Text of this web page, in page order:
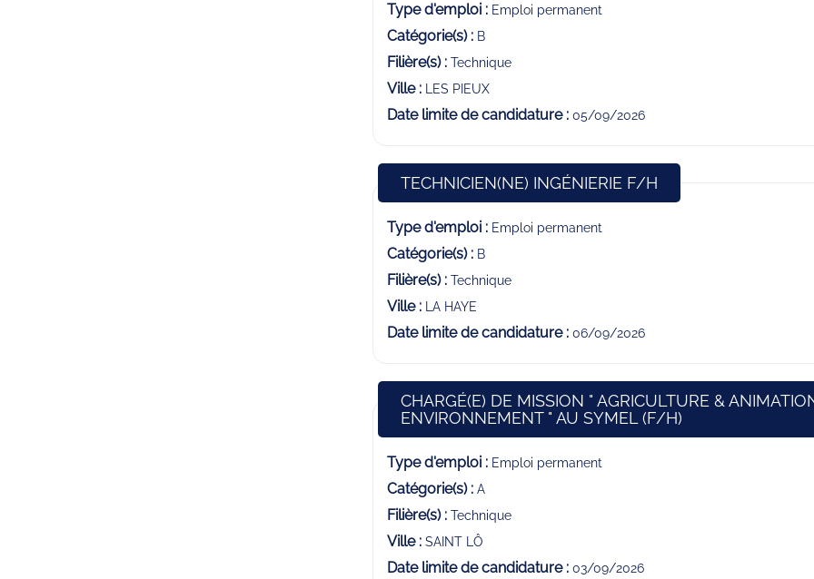
Type d'emploi : Emploi permanent
Catégorie(s) : B
Filière(s) : Technique
Ville : LES PIEUX
Date limite de candidature : 05/09/2026
TECHNICIEN(NE) INGÉNIERIE F/H(Nouvelle fenêtre)
Type d'emploi : Emploi permanent
Catégorie(s) : B
Filière(s) : Technique
Ville : LA HAYE
Date limite de candidature : 06/09/2026
CHARGÉ(E) DE MISSION " AGRICULTURE &
ENVIRONNEMENT " AU SYMEL (F/H)(Nouvelle fenêtre)
Type d'emploi : Emploi permanent
Catégorie(s) : A
Filière(s) : Technique
Ville : SAINT LÔ
Date limite de candidature : 03/09/2026